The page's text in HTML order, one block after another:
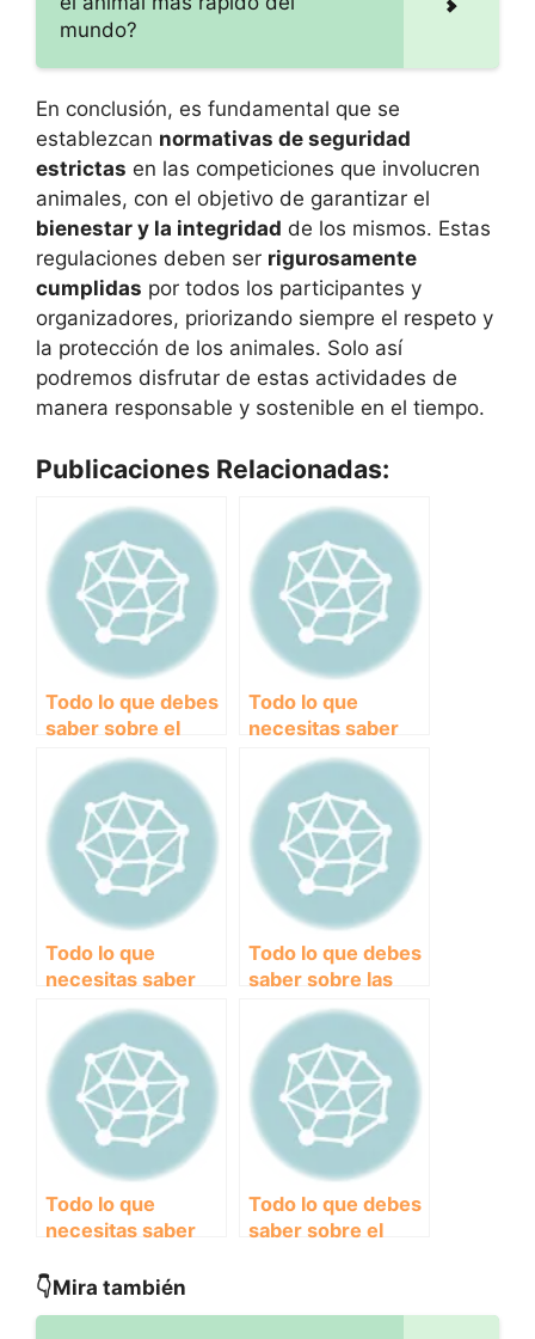
mundo?
En conclusión, es fundamental que se
establezcan normativas de seguridad
estrictas en las competiciones que involucren
animales, con el objetivo de garantizar el
bienestar y la integridad de los mismos. Estas
regulaciones deben ser rigurosamente
cumplidas por todos los participantes y
organizadores, priorizando siempre el respeto y
la protección de los animales. Solo así
podremos disfrutar de estas actividades de
manera responsable y sostenible en el tiempo.
Publicaciones Relacionadas:
Todo lo que debes
saber sobre el
reglamento oficial
de la FCI:
normativas y
requisitos
actualizados
Todo lo que
necesitas saber
sobre la Normativa
de la Real
Federación Canina
Española
Todo lo que
necesitas saber
sobre reglamentos
por categorías de
edad en el mundo
animal
Todo lo que debes
saber sobre las
normativas y
reglamentos
internacionales
que protegen a los
animales
Todo lo que
necesitas saber
reglamento de
Todo lo que debes
saber sobre el
👇Mira también